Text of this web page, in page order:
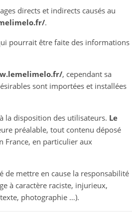
directs et indirects causés au
.
pourrait être faite des informations
, cependant sa
sont importées et installées
la disposition des utilisateurs. Le
préalable, tout contenu déposé
France, en particulier aux
mettre en cause la responsabilité
à caractère raciste, injurieux,
photographie …).